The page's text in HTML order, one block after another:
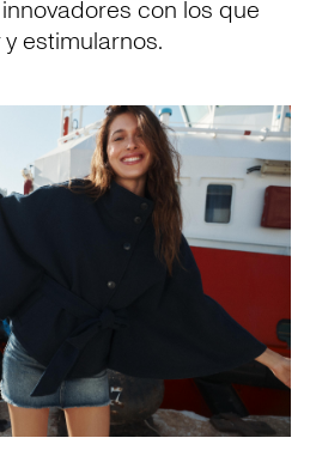
con los que
estimularnos.